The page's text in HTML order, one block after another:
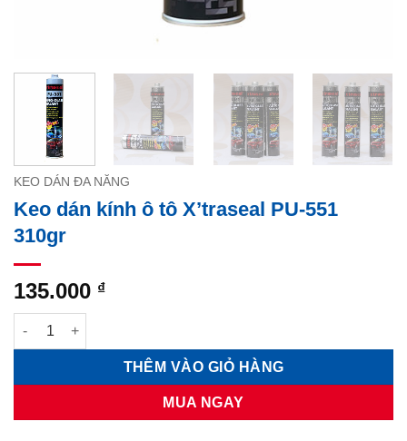
KEO DÁN ĐA NĂNG
Keo dán kính ô tô X’traseal PU-551
310gr
135.000 ₫
Keo dán kính ô tô X'traseal PU-551 310gr số lượng
THÊM VÀO GIỎ HÀNG
MUA NGAY